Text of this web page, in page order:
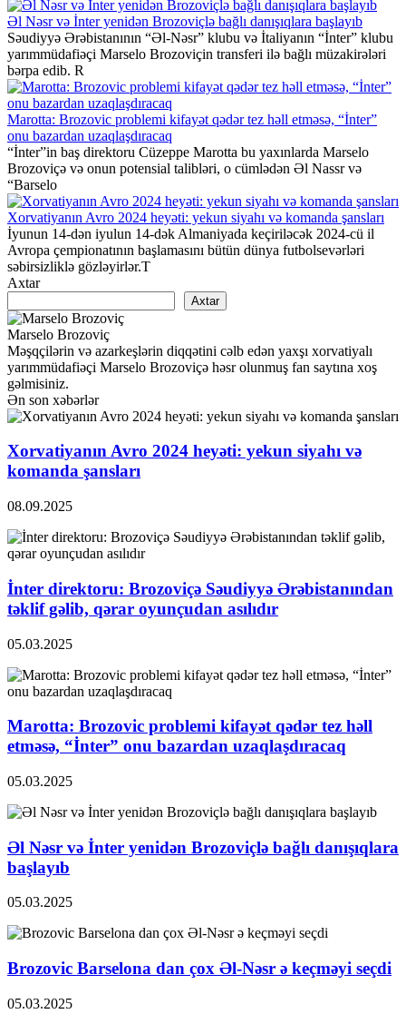
Əl Nəsr və İnter yenidən Brozoviçlə bağlı danışıqlara başlayıb
Səudiyyə Ərəbistanının “Əl-Nəsr” klubu və İtaliyanın “İnter” klubu
yarımmüdafiəçi Marselo Brozoviçin transferi ilə bağlı müzakirələri
bərpa edib. R
Marotta: Brozovic problemi kifayət qədər tez həll etməsə, “İnter”
onu bazardan uzaqlaşdıracaq
“İnter”in baş direktoru Cüzeppe Marotta bu yaxınlarda Marselo
Brozoviçə və onun potensial talibləri, o cümlədən Əl Nassr və
“Barselo
Xorvatiyanın Avro 2024 heyəti: yekun siyahı və komanda şansları
İyunun 14-dən iyulun 14-dək Almaniyada keçiriləcək 2024-cü il
Avropa çempionatının başlamasını bütün dünya futbolsevərləri
səbirsizliklə gözləyirlər.T
Axtar
Axtar
Marselo Brozoviç
Məşqçilərin və azarkeşlərin diqqətini cəlb edən yaxşı xorvatiyalı
yarımmüdafiəçi Marselo Brozoviçə həsr olunmuş fan saytına xoş
gəlmisiniz.
Ən son xəbərlər
Xorvatiyanın Avro 2024 heyəti: yekun siyahı və
komanda şansları
08.09.2025
İnter direktoru: Brozoviçə Səudiyyə Ərəbistanından
təklif gəlib, qərar oyunçudan asılıdır
05.03.2025
Marotta: Brozovic problemi kifayət qədər tez həll
etməsə, “İnter” onu bazardan uzaqlaşdıracaq
05.03.2025
Əl Nəsr və İnter yenidən Brozoviçlə bağlı danışıqlara
başlayıb
05.03.2025
Brozovic Barselona dan çox Əl-Nəsr ə keçməyi seçdi
05.03.2025